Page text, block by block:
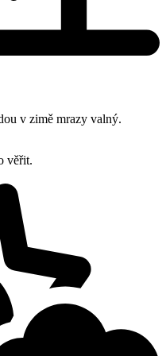
v zimě mrazy valný.
věřit.